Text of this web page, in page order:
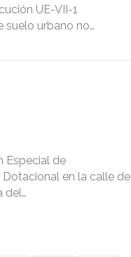
UE-VII-1
suelo urbano no…
Especial de
en la calle de
del…